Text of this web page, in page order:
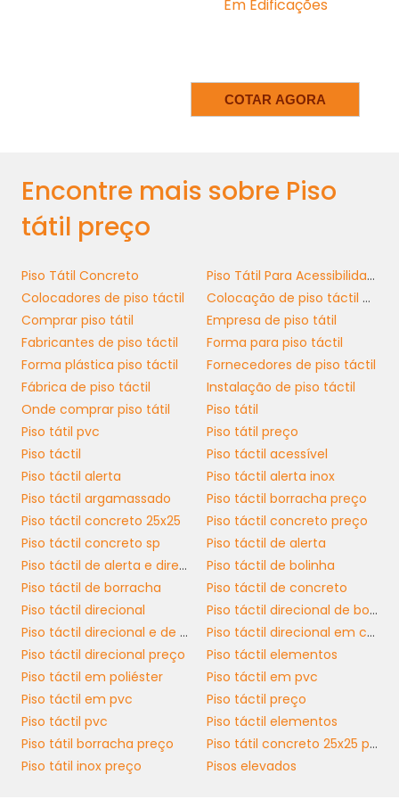
apenas a estética, mas também a
PREÇOS COMPETITIVOS: O
RETORNO SOBRE O
Ao considerar a implementação depiso tátil
em sua empresa, é natural que surja a
preocupação com os custos. Os preços
material, da área de instalação e da
complexidade do projeto. No entanto, é
importante ver este investimento como uma
forma de agregar valor ao seu espaço e
também à sua marca, uma vez que
demonstra responsabilidade social e
preocupação com a acessibilidade.
Ao trabalhar com fornecedores
especializados, você pode obter cotações
competitivas e planos de pagamento que se
adequem ao seu orçamento. Lembre-se: os
custos iniciais podem ser superados pelos
benefícios em longo prazo, como a
satisfação do cliente e a possibilidade de
maior tráfego de usuários. O investimento em
piso tátilé um passo essencial na
construção de ambientes mais inclusivos e
acolhedores.
MANUTENÇÃO DO PISO
TÁTIL: GARANTINDO
LONGA VIDA ÚTIL
Em Edificações
COTAR AGORA
Encontre mais sobre Piso
tátil preço
Piso Tátil Concreto
Piso Tátil Para Acessibilidade
Colocadores de piso táctil
Colocação de piso táctil de pvc
Comprar piso tátil
Empresa de piso tátil
Fabricantes de piso táctil
Forma para piso táctil
Forma plástica piso táctil
Fornecedores de piso táctil
Fábrica de piso táctil
Instalação de piso táctil
Onde comprar piso tátil
Piso tátil
Piso tátil pvc
Piso tátil preço
Piso táctil
Piso táctil acessível
Piso táctil alerta
Piso táctil alerta inox
Piso táctil argamassado
Piso táctil borracha preço
Piso táctil concreto 25x25
Piso táctil concreto preço
Piso táctil concreto sp
Piso táctil de alerta
Piso táctil de alerta e direcional
Piso táctil de bolinha
Piso táctil de borracha
Piso táctil de concreto
Piso táctil direcional
Piso táctil direcional de borracha
Piso táctil direcional e de alerta
Piso táctil direcional em concreto
Piso táctil direcional preço
Piso táctil elementos
Piso táctil em poliéster
Piso táctil em pvc
Piso táctil em pvc
Piso táctil preço
Piso táctil pvc
Piso táctil elementos
Piso tátil borracha preço
Piso tátil concreto 25x25 preço
Piso tátil inox preço
Pisos elevados